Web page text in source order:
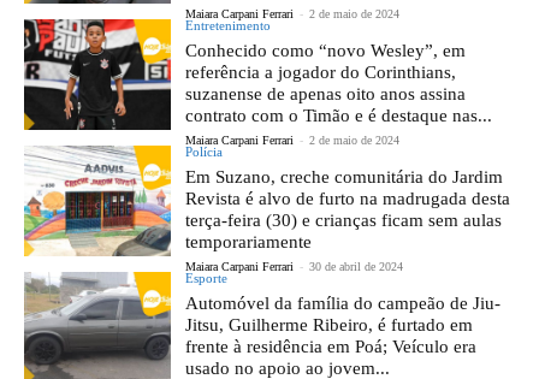
Maiara Carpani Ferrari - 2 de maio de 2024
Entretenimento
Conhecido como “novo Wesley”, em
referência a jogador do Corinthians,
suzanense de apenas oito anos assina
contrato com o Timão e é destaque nas...
Maiara Carpani Ferrari - 2 de maio de 2024
Polícia
Em Suzano, creche comunitária do Jardim
Revista é alvo de furto na madrugada desta
terça-feira (30) e crianças ficam sem aulas
temporariamente
Maiara Carpani Ferrari - 30 de abril de 2024
Esporte
Automóvel da família do campeão de Jiu-
Jitsu, Guilherme Ribeiro, é furtado em
frente à residência em Poá; Veículo era
usado no apoio ao jovem...